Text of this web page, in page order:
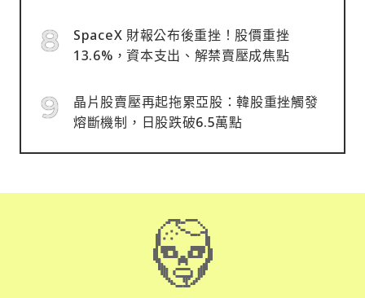
SpaceX 財報公布後重挫！股價重挫
13.6%，資本支出、解禁賣壓成焦點
晶片股賣壓再起拖累亞股：韓股重挫觸發
熔斷機制，日股跌破6.5萬點